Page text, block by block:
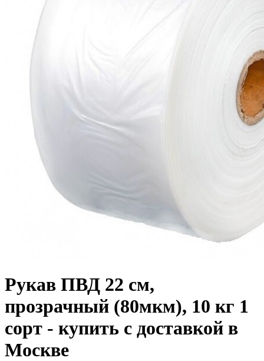
Рукав ПВД 22 см,
прозрачный (80мкм), 10 кг 1
сорт - купить с доставкой в
Москве